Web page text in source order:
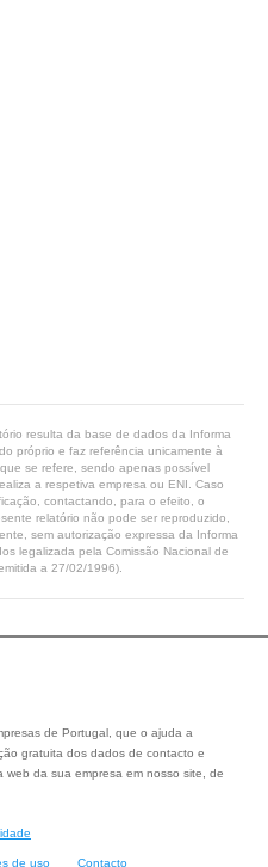
resulta da base de dados da Informa
próprio e faz referência unicamente à
se refere, sendo apenas possível
a respetiva empresa ou ENI. Caso
contactando, para o efeito, o
relatório não pode ser reproduzido,
sem autorização expressa da Informa
legalizada pela Comissão Nacional de
a 27/02/1996).
de Portugal, que o ajuda a
gratuita dos dados de contacto e
da sua empresa em nosso site, de
de uso Contacto